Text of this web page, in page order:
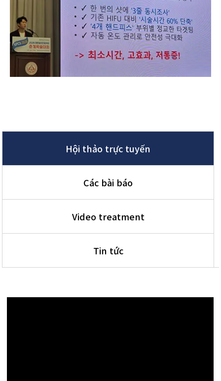
Hội thảo trực tuyến
Các bài báo
Video treatment
Tin tức